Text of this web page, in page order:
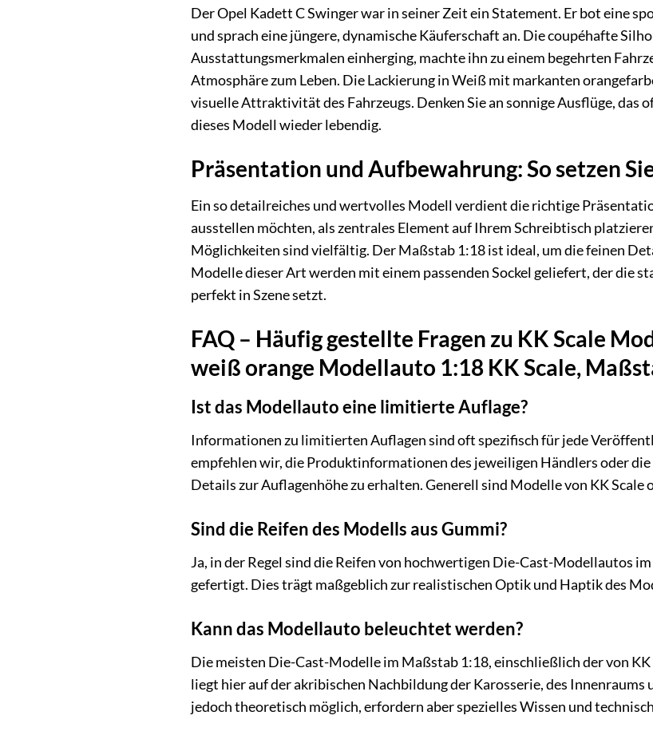
Der Opel Kadett C Swinger war in seiner Zeit ein Statement. Er bot eine
und sprach eine jüngere, dynamische Käuferschaft an. Die coupéhafte
Ausstattungsmerkmalen einherging, machte ihn zu einem begehrten
Atmosphäre zum Leben. Die Lackierung in Weiß mit markanten
visuelle Attraktivität des Fahrzeugs. Denken Sie an sonnige Ausflüge, das
dieses Modell wieder lebendig.
Präsentation und Aufbewahrung: So setzen
Ein so detailreiches und wertvolles Modell verdient die richtige
ausstellen möchten, als zentrales Element auf Ihrem Schreibtisch
Möglichkeiten sind vielfältig. Der Maßstab 1:18 ist ideal, um die feinen
Modelle dieser Art werden mit einem passenden Sockel geliefert, der die
perfekt in Szene setzt.
FAQ – Häufig gestellte Fragen zu KK Scale
weiß orange Modellauto 1:18 KK Scale,
Ist das Modellauto eine limitierte Auflage?
Informationen zu limitierten Auflagen sind oft spezifisch für jede
empfehlen wir, die Produktinformationen des jeweiligen Händlers oder
Details zur Auflagenhöhe zu erhalten. Generell sind Modelle von KK
Sind die Reifen des Modells aus Gummi?
Ja, in der Regel sind die Reifen von hochwertigen Die-Cast-Modellautos
gefertigt. Dies trägt maßgeblich zur realistischen Optik und Haptik des
Kann das Modellauto beleuchtet werden?
Die meisten Die-Cast-Modelle im Maßstab 1:18, einschließlich der von
liegt hier auf der akribischen Nachbildung der Karosserie, des
jedoch theoretisch möglich, erfordern aber spezielles Wissen und